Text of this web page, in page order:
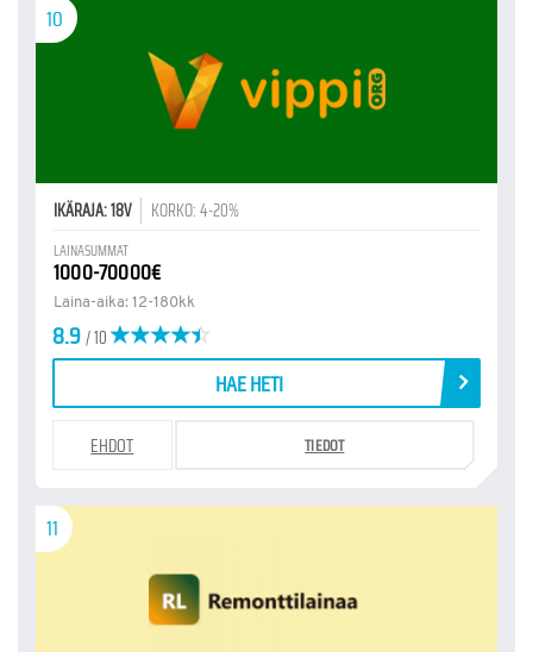
10
IKÄRAJA: 18V KORKO: 4-20%
LAINASUMMAT
1000-70000€
Laina-aika: 12-180kk
8.9/ 10
HAE HETI
EHDOT TIEDOT
11